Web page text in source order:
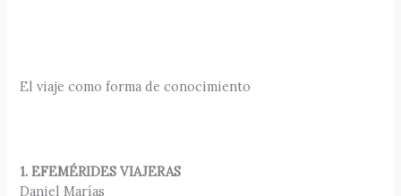
El viaje como forma de conocimiento
1. EFEMÉRIDES VIAJERAS
Daniel Marías